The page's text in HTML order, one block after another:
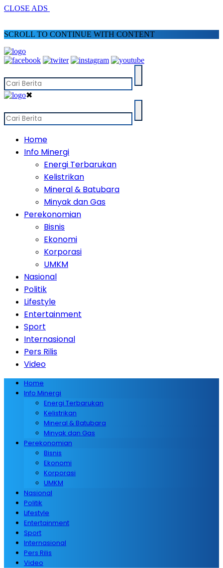
CLOSE ADS
SCROLL TO CONTINUE WITH CONTENT
✖
Home
Info Minergi
Energi Terbarukan
Kelistrikan
Mineral & Batubara
Minyak dan Gas
Perekonomian
Bisnis
Ekonomi
Korporasi
UMKM
Nasional
Politik
Lifestyle
Entertainment
Sport
Internasional
Pers Rilis
Video
Home
Info Minergi
Energi Terbarukan
Kelistrikan
Mineral & Batubara
Minyak dan Gas
Perekonomian
Bisnis
Ekonomi
Korporasi
UMKM
Nasional
Politik
Lifestyle
Entertainment
Sport
Internasional
Pers Rilis
Video